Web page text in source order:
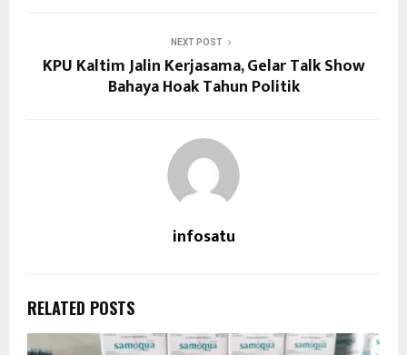
NEXT POST
KPU Kaltim Jalin Kerjasama, Gelar Talk Show
Bahaya Hoak Tahun Politik
infosatu
RELATED POSTS